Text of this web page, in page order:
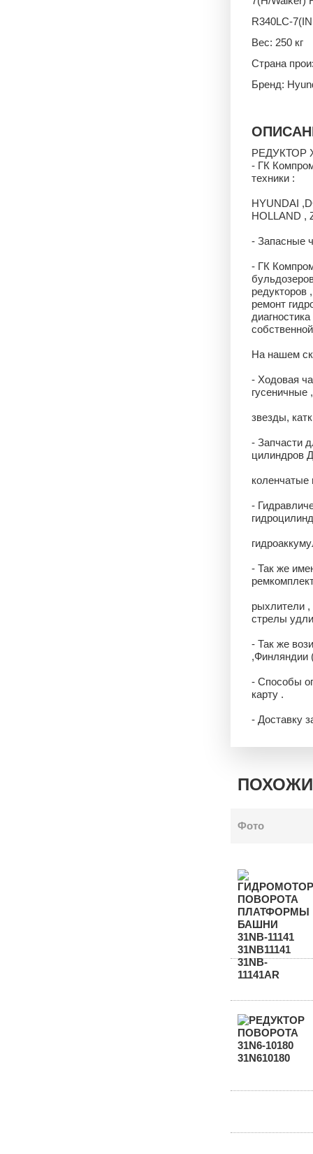
R340LC-
Вес: 250 кг
Страна
Бренд:
РЕДУКТОР
- ГК
техники :
HYUNDAI
HOLLAND ,
- Запасные
- ГК
редукторов
ремонт
На нашем
- Ходовая
звезды,
- Запчасти
цилиндров
-
- Так же
рыхлители
стрелы
- Так же
,Финляндии
- Способы
карту .
- Доставку
Фото